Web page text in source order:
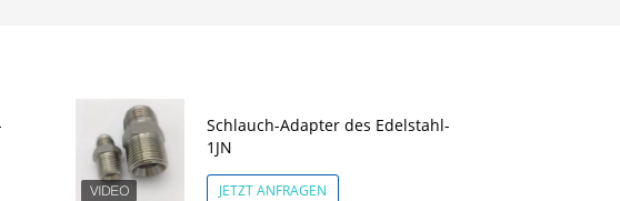
Schlauch-Adapter des Edelstahl-
1JN
JETZT ANFRAGEN